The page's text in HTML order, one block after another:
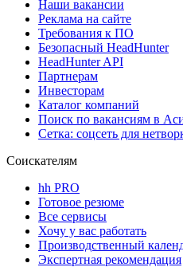
Наши вакансии
Реклама на сайте
Требования к ПО
Безопасный HeadHunter
HeadHunter API
Партнерам
Инвесторам
Каталог компаний
Поиск по вакансиям в
Сетка: соцсеть для
Соискателям
hh PRO
Готовое резюме
Все сервисы
Хочу у вас работать
Производственный
Экспертная рекомендация